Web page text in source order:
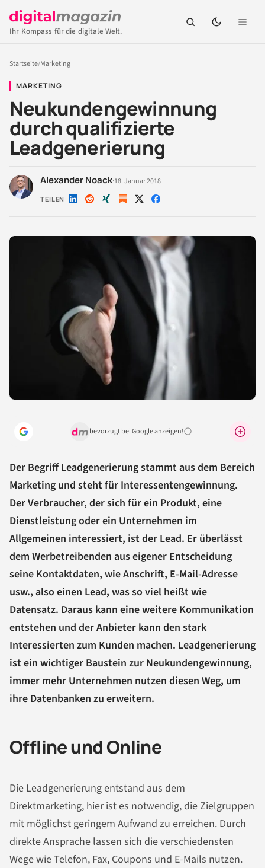
Ihr Kompass für die digitale Welt.
Startseite/Marketing
MARKETING
Neukundengewinnung
durch qualifizierte
Leadgenerierung
Alexander Noack·18. Januar 2018
TEILEN Auf Auf Auf Auf Auf
bevorzugt bei Google anzeigen!Warum lohnt sich das?
Der Begriff Leadgenerierung stammt aus dem Bereich
Marketing und steht für Interessentengewinnung.
Der Verbraucher, der sich für ein Produkt, eine
Dienstleistung oder ein Unternehmen im
Allgemeinen interessiert, ist der Lead. Er überlässt
dem Werbetreibenden aus eigener Entscheidung
seine Kontaktdaten, wie Anschrift, E-Mail-Adresse
usw., also einen Lead, was so viel heißt wie
Datensatz. Daraus kann eine weitere Kommunikation
entstehen und der Anbieter kann den stark
Interessierten zum Kunden machen. Leadgenerierung
ist ein wichtiger Baustein zur Neukundengewinnung,
immer mehr Unternehmen nutzen diesen Weg, um
ihre Datenbanken zu erweitern.
Offline und Online
Die Leadgenerierung entstand aus dem
Direktmarketing, hier ist es notwendig, die Zielgruppen
mit möglichst geringem Aufwand zu erreichen. Durch
direkte Ansprache lassen sich die verschiedensten
Wege wie Telefon, Fax, Coupons und E-Mails nutzen.